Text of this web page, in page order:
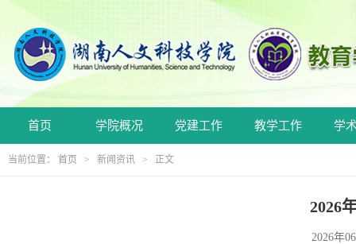
首页 学院概况 党建工作 教学工作 学
当前位置： 首页 > 新闻资讯 > 正文
2026
2026年